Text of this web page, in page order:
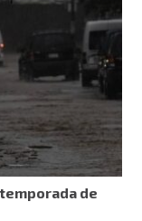
de